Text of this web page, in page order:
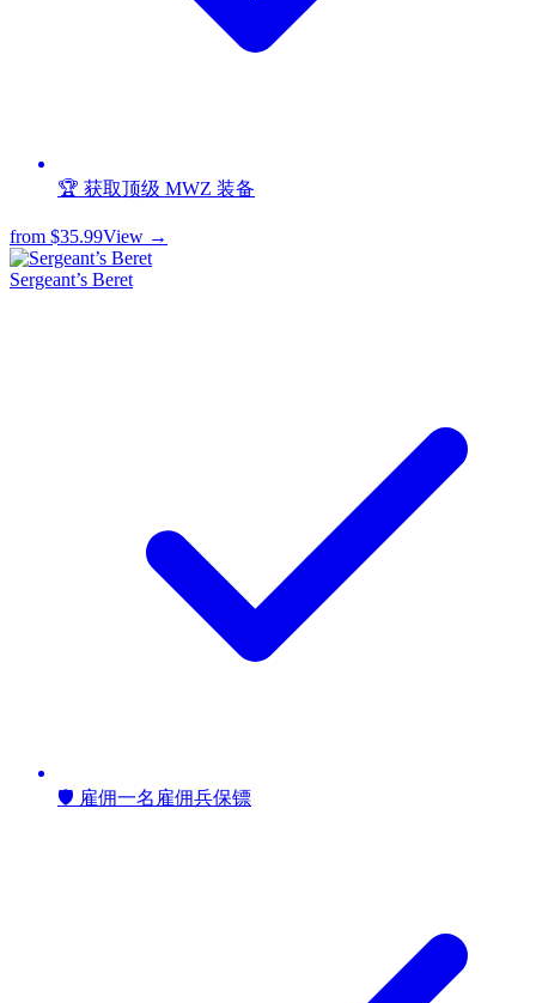
🏆 获取顶级 MWZ 装备
from $35.99View →
Sergeant’s Beret
🛡️ 雇佣一名雇佣兵保镖